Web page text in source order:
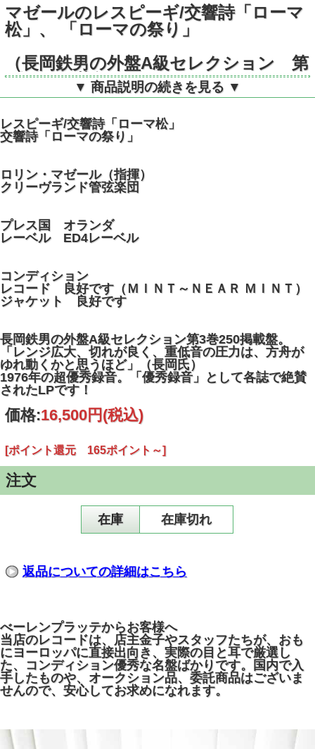
マゼールのレスピーギ/交響詩「ローマ
松」、 「ローマの祭り」
（長岡鉄男の外盤A級セレクション 第
3巻250掲載盤）
蘭DECCA SXL6822 STEREO
▼ 商品説明の続きを見る ▼
レスピーギ/交響詩「ローマ松」
交響詩「ローマの祭り」
ロリン・マゼール（指揮）
クリーヴランド管弦楽団
プレス国 オランダ
レーベル ED4レーベル
コンディション
レコード 良好です（ＭＩＮＴ～ＮＥＡＲ ＭＩＮＴ）
ジャケット 良好です
長岡鉄男の外盤A級セレクション第3巻250掲載盤。
「レンジ広大、切れが良く、重低音の圧力は、方舟が
ゆれ動くかと思うほど」（長岡氏）
1976年の超優秀録音。「優秀録音」として各誌で絶賛
されたLPです！
価格:16,500円 (税込)
[ポイント還元 165ポイント～]
注文
在庫 在庫切れ
返品についての詳細はこちら
べーレンプラッテからお客様へ
当店のレコードは、店主金子やスタッフたちが、おも
にヨーロッパに直接出向き、実際の目と耳で厳選し
た、コンディション優秀な名盤ばかりです。国内で入
手したものや、オークション品、委託商品はございま
せんので、安心してお求めになれます。